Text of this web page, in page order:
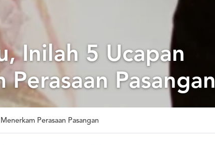
Inilah 5 Ucapan
Pasangan
Perasaan Pasangan